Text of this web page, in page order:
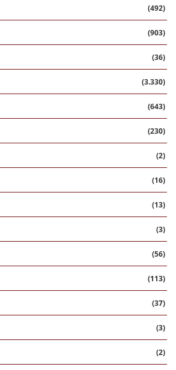
(492)
(903)
(36)
(3.330)
(643)
(230)
(2)
(16)
(13)
(3)
(56)
(113)
(37)
(3)
(2)